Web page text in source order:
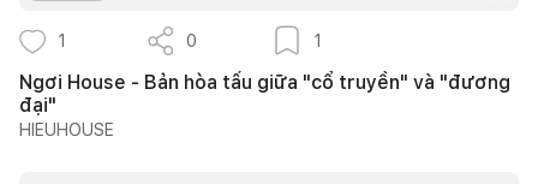
1 0 1
Ngơi House - Bản hòa tấu giữa "cổ truyền" và "đương
đại"
HIEUHOUSE